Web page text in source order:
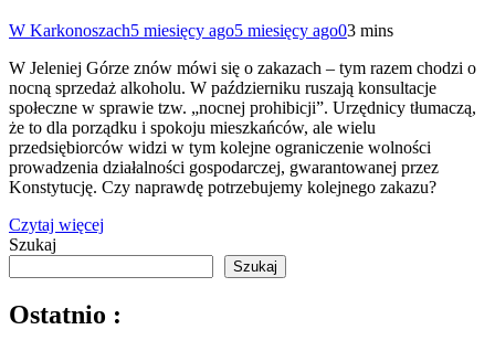
W Karkonoszach5 miesięcy ago5 miesięcy ago03 mins
W Jeleniej Górze znów mówi się o zakazach – tym razem chodzi o
nocną sprzedaż alkoholu. W październiku ruszają konsultacje
społeczne w sprawie tzw. „nocnej prohibicji”. Urzędnicy tłumaczą,
że to dla porządku i spokoju mieszkańców, ale wielu
przedsiębiorców widzi w tym kolejne ograniczenie wolności
prowadzenia działalności gospodarczej, gwarantowanej przez
Konstytucję. Czy naprawdę potrzebujemy kolejnego zakazu?
Czytaj więcej
Szukaj
Szukaj
Ostatnio :